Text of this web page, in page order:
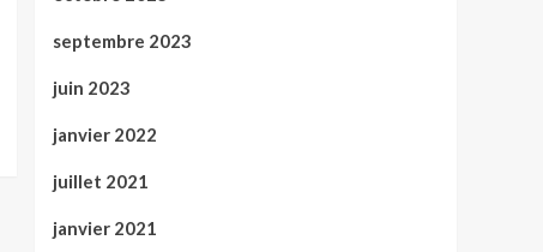
septembre 2023
juin 2023
janvier 2022
juillet 2021
janvier 2021